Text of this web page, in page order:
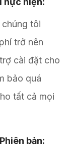
tôi
trở nên
cài đặt cho
bảo quá
tất cả mọi
bản: